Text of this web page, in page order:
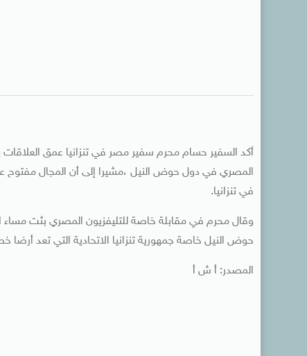
أكد السفير حسام محرم سفير مصر في تنزانيا عمق العلاقات
المصري في دول حوض النيل ،مشيرا إلى أن المجال مفتوح
في تنزانيا.
وقال محرم في مقابلة خاصة للتليفزيون المصري بثت مساء
حوض النيل خاصة جمهورية تنزانيا الاتحادية التي تعد أرضا
المصدر: أ ش أ